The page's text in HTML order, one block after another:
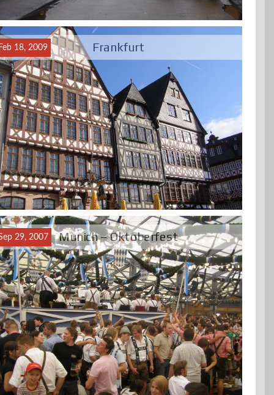
Frankfurt
Feb 18, 2009
Munich – Oktoberfest
29, 2007